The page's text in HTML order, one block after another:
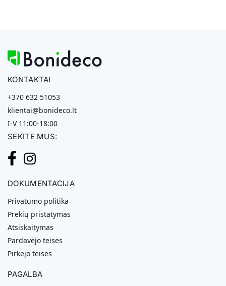
KONTAKTAI
+370 632 51053
klientai@bonideco.lt
I-V 11:00-18:00
SEKITE MUS:
DOKUMENTACIJA
Privatumo politika
Prekių pristatymas
Atsiskaitymas
Pardavėjo teisės
Pirkėjo teisės
PAGALBA